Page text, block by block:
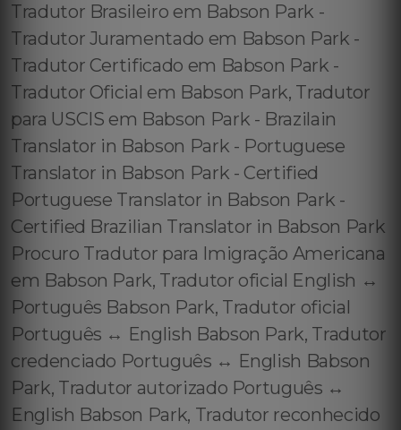
Tradutor Brasileiro em Babson Park -
Tradutor Juramentado em Babson Park -
Tradutor Certificado em Babson Park -
Tradutor Oficial em Babson Park, Tradutor
para USCIS em Babson Park - Brazilain
Translator in Babson Park - Portuguese
Translator in Babson Park - Certified
Portuguese Translator in Babson Park -
Certified Brazilian Translator in Babson Park
Procuro Tradutor para Imigração Americana
em Babson Park, Tradutor oficial English ↔️
Português Babson Park, Tradutor oficial
Português ↔️ English Babson Park, Tradutor
credenciado Português ↔️ English Babson
Park, Tradutor autorizado Português ↔️
English Babson Park, Tradutor reconhecido